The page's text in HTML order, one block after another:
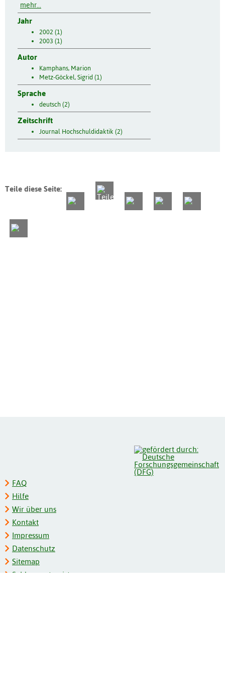
mehr...
Jahr
2002 (1)
2003 (1)
Autor
Kamphans, Marion
Metz-Göckel, Sigrid (1)
Sprache
deutsch (2)
Zeitschrift
Journal Hochschuldidaktik (2)
Teile diese Seite:
FAQ
Hilfe
Wir über uns
Kontakt
Impressum
Datenschutz
Sitemap
Schlagwortregister